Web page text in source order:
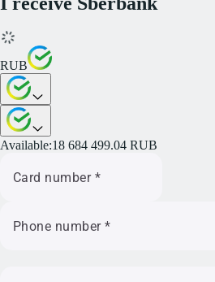
RUB
Available:18 684 499.04 RUB
Card number *
Phone number*